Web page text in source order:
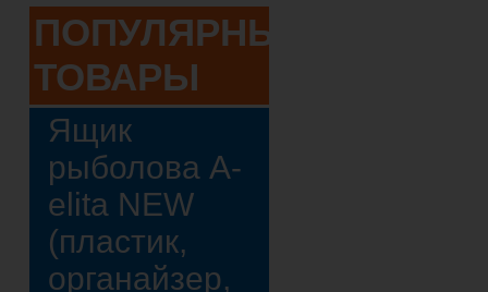
ПОПУЛЯРНЫЕ
ТОВАРЫ
Ящик
рыболова A-
elita NEW
(пластик,
органайзер,